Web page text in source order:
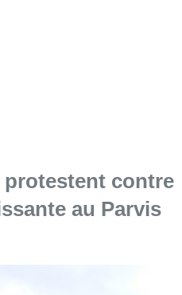
contre
au Parvis